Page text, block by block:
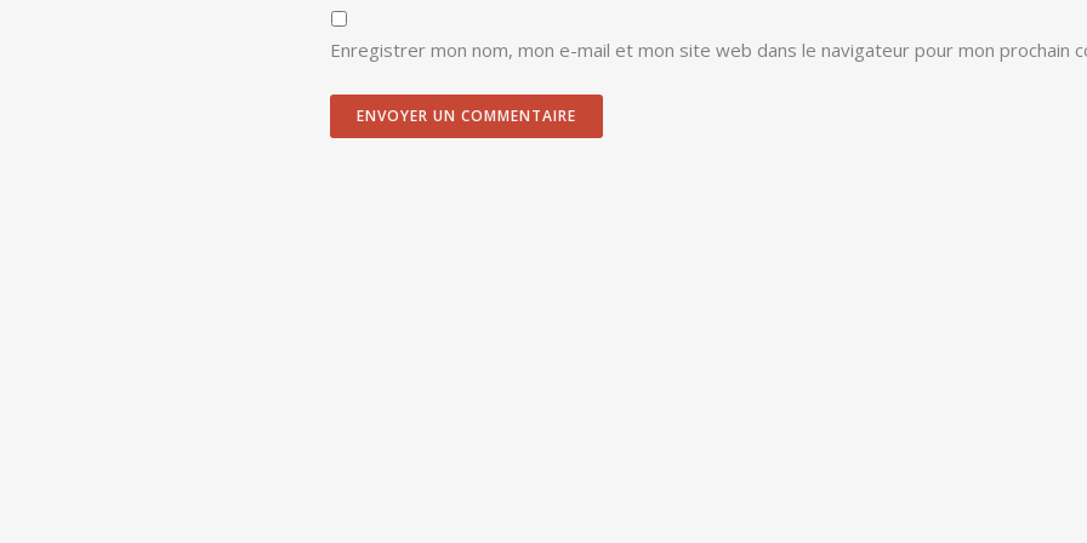
Enregistrer mon nom, mon e-mail et mon site web dans le navigateur pour mon prochain